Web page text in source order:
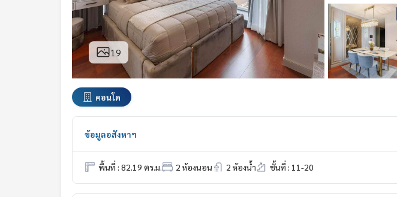
19
คอนโด
ข้อมูลอสังหาฯ
พื้นที่ : 82.19 ตร.ม. 2 ห้องนอน 2 ห้องน้ำ ชั้นที่ : 11-20